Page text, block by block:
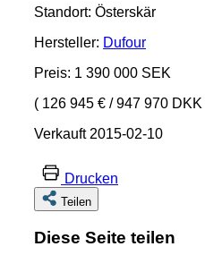
Standort: Österskär
Hersteller: Dufour
Preis: 1 390 000 SEK
( 126 945 € /947 970 DKK
Verkauft 2015-02-10
Drucken
Teilen
Diese Seite teilen